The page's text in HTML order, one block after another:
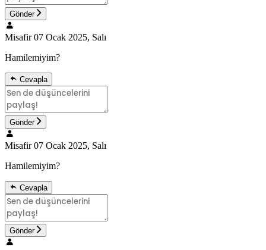
Gönder
Misafir 07 Ocak 2025, Salı
Hamilemiyim?
Cevapla
Gönder
Misafir 07 Ocak 2025, Salı
Hamilemiyim?
Cevapla
Gönder